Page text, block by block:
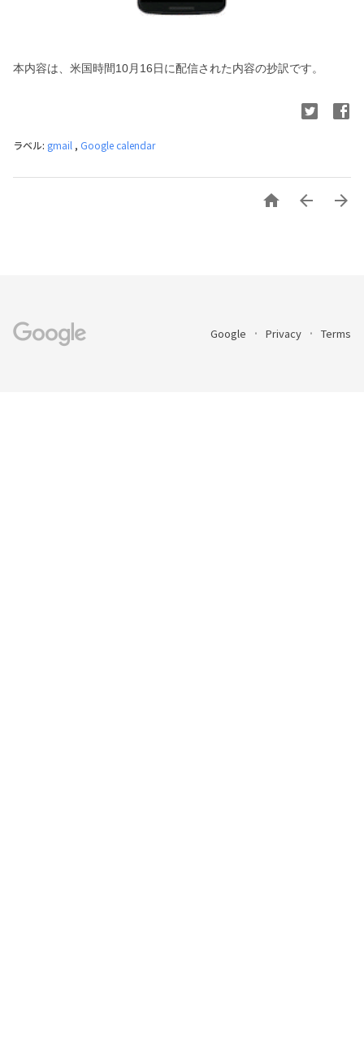
本内容は、米国時間10月16日に配信された内容の抄訳です。
ラベル: gmail , Google calendar
  
Google Privacy Terms